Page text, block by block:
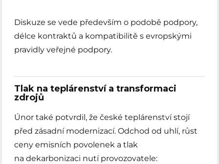
Diskuze se vede především o podobě podpory,
délce kontraktů a kompatibilitě s evropskými
pravidly veřejné podpory.
Tlak na teplárenství a transformaci
zdrojů
Únor také potvrdil, že české teplárenství stojí
před zásadní modernizací. Odchod od uhlí, růst
ceny emisních povolenek a tlak
na dekarbonizaci nutí provozovatele: